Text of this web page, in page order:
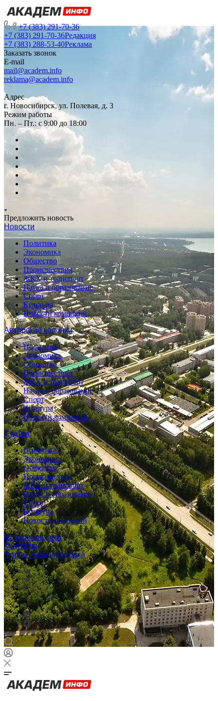
+7 (383) 291-70-36
+7 (383) 291-70-36Редакция
+7 (383) 288-53-40Реклама
Заказать звонок
E-mail
mail@academ.info
reklama@academ.info
Адрес
г. Новосибирск, ул. Полевая, д. 3
Режим работы
Пн. – Пт.: с 9:00 до 18:00
Предложить новость
Новости
Политика
Экономика
Общество
Происшествия
ЖКХ и транспорт
Наука и образование
Спорт
Культура
Новости компаний
Авторские колонки
Политика
Экономика
Общество
Происшествия
ЖКХ и транспорт
Наука и образование
Спорт
Культура
Новости компаний
Статьи
Политика
Экономика
Общество
Происшествия
ЖКХ и транспорт
Наука и образование
Спорт
Культура
Новости компаний
Фоторепортажи
Контакты
Форум Академгородка